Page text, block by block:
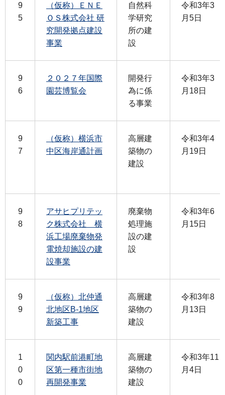
9
5
（仮称）ＥＮＥ
ＯＳ株式会社 研
究開発拠点建設
事業
自然科
学研究
所の建
設
令和3年3
月5日
9
6
２０２７年国際
園芸博覧会
開発行
為に係
る事業
令和3年3
月18日
9
7
（仮称）横浜市
中区海岸通計画
高層建
築物の
建設
令和3年4
月19日
9
8
アサヒプリテッ
ク株式会社 横
浜工場廃棄物発
電焼却施設の建
設事業
廃棄物
処理施
設の建
設
令和3年6
月15日
9
9
（仮称）北仲通
北地区B-1地区
新築工事
高層建
築物の
建設
令和3年8
月13日
1
0
0
関内駅前港町地
区第一種市街地
再開発事業
高層建
築物の
建設
令和3年11
月4日